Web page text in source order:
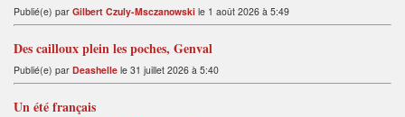
Publié(e) par Gilbert Czuly-Msczanowski le 1 août 2026 à 5:49
Des cailloux plein les poches, Genval
Publié(e) par Deashelle le 31 juillet 2026 à 5:40
Un été français